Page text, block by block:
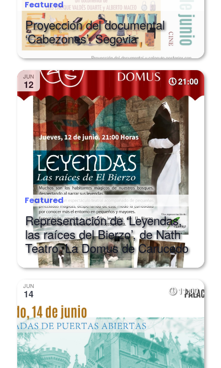
Proyección del documental
‘Cabezones’. Segovia
JUN
12 21:00
Featured
Representación de ‘Leyendas,
las raíces del Bierzo’, de Nath
Teatro. La Domus de Carucedo
JUN